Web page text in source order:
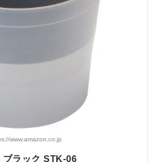
www.amazon.co.jp
ラック STK-06